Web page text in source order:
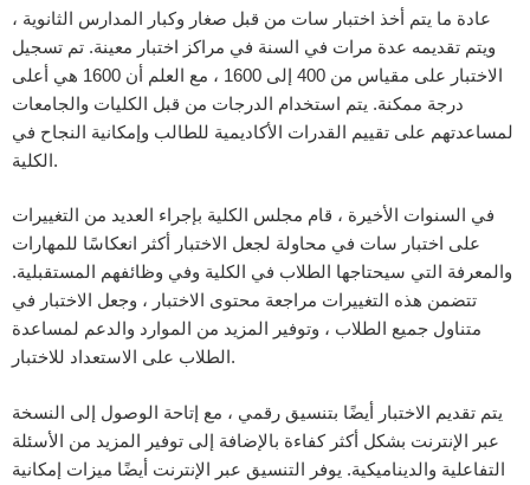
عادة ما يتم أخذ اختبار سات من قبل صغار وكبار المدارس الثانوية ،
ويتم تقديمه عدة مرات في السنة في مراكز اختبار معينة. تم تسجيل
الاختبار على مقياس من 400 إلى 1600 ، مع العلم أن 1600 هي أعلى
درجة ممكنة. يتم استخدام الدرجات من قبل الكليات والجامعات
لمساعدتهم على تقييم القدرات الأكاديمية للطالب وإمكانية النجاح في
الكلية.
في السنوات الأخيرة ، قام مجلس الكلية بإجراء العديد من التغييرات
على اختبار سات في محاولة لجعل الاختبار أكثر انعكاسًا للمهارات
والمعرفة التي سيحتاجها الطلاب في الكلية وفي وظائفهم المستقبلية.
تتضمن هذه التغييرات مراجعة محتوى الاختبار ، وجعل الاختبار في
متناول جميع الطلاب ، وتوفير المزيد من الموارد والدعم لمساعدة
الطلاب على الاستعداد للاختبار.
يتم تقديم الاختبار أيضًا بتنسيق رقمي ، مع إتاحة الوصول إلى النسخة
عبر الإنترنت بشكل أكثر كفاءة بالإضافة إلى توفير المزيد من الأسئلة
التفاعلية والديناميكية. يوفر التنسيق عبر الإنترنت أيضًا ميزات إمكانية